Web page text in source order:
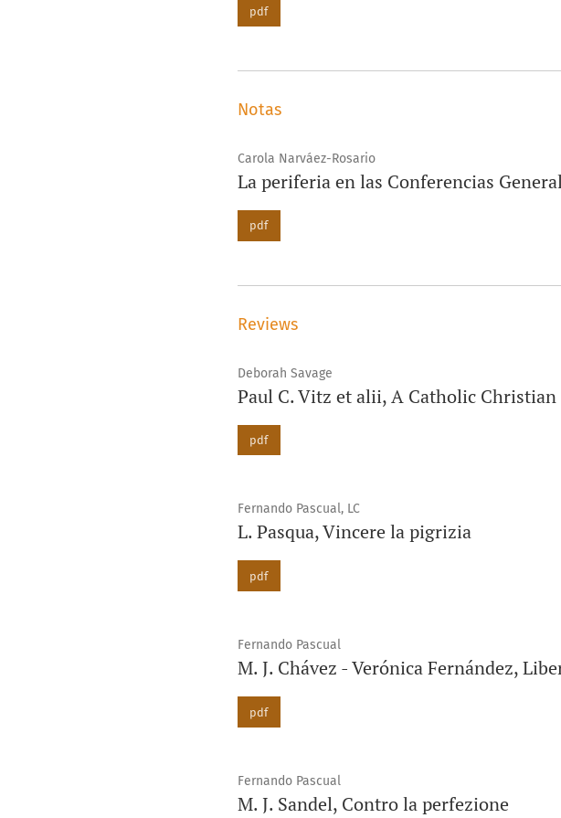
pdf
Notas
Carola Narváez-Rosario
La periferia en las Conferencias
pdf
Reviews
Deborah Savage
Paul C. Vitz et alii, A Catholic
pdf
Fernando Pascual, LC
L. Pasqua, Vincere la pigrizia
pdf
Fernando Pascual
M. J. Chávez - Verónica Fernández,
pdf
Fernando Pascual
M. J. Sandel, Contro la perfezione